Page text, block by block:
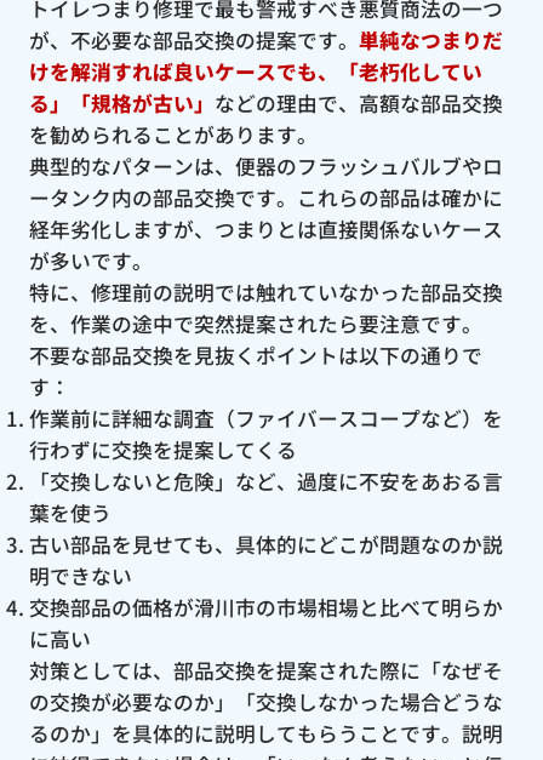
トイレつまり修理で最も警戒すべき悪質商法の一つ
が、不必要な部品交換の提案です。 単純なつまりだ
けを解消すれば良いケースでも、「老朽化してい
る」「規格が古い」 などの理由で、高額な部品交換
を勧められることがあります。
典型的なパターンは、便器のフラッシュバルブやロ
ータンク内の部品交換です。これらの部品は確かに
経年劣化しますが、つまりとは直接関係ないケース
が多いです。
特に、修理前の説明では触れていなかった部品交換
を、作業の途中で突然提案されたら要注意です。
不要な部品交換を見抜くポイントは以下の通りで
す：
作業前に詳細な調査（ファイバースコープなど）を
行わずに交換を提案してくる
「交換しないと危険」など、過度に不安をあおる言
葉を使う
古い部品を見せても、具体的にどこが問題なのか説
明できない
交換部品の価格が滑川市の市場相場と比べて明らか
に高い
対策としては、部品交換を提案された際に「なぜそ
の交換が必要なのか」「交換しなかった場合どうな
るのか」を具体的に説明してもらうことです。説明